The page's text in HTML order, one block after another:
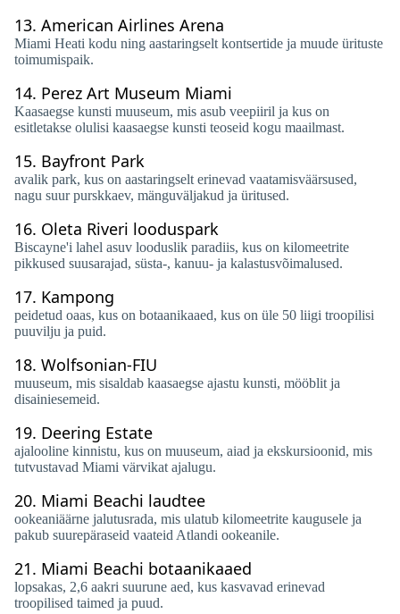
13. American Airlines Arena
Miami Heati kodu ning aastaringselt kontsertide ja muude ürituste
toimumispaik.
14. Perez Art Museum Miami
Kaasaegse kunsti muuseum, mis asub veepiiril ja kus on
esitletakse olulisi kaasaegse kunsti teoseid kogu maailmast.
15. Bayfront Park
avalik park, kus on aastaringselt erinevad vaatamisväärsused,
nagu suur purskkaev, mänguväljakud ja üritused.
16. Oleta Riveri looduspark
Biscayne'i lahel asuv looduslik paradiis, kus on kilomeetrite
pikkused suusarajad, süsta-, kanuu- ja kalastusvõimalused.
17. Kampong
peidetud oaas, kus on botaanikaaed, kus on üle 50 liigi troopilisi
puuvilju ja puid.
18. Wolfsonian-FIU
muuseum, mis sisaldab kaasaegse ajastu kunsti, mööblit ja
disainiesemeid.
19. Deering Estate
ajalooline kinnistu, kus on muuseum, aiad ja ekskursioonid, mis
tutvustavad Miami värvikat ajalugu.
20. Miami Beachi laudtee
ookeaniäärne jalutusrada, mis ulatub kilomeetrite kaugusele ja
pakub suurepäraseid vaateid Atlandi ookeanile.
21. Miami Beachi botaanikaaed
lopsakas, 2,6 aakri suurune aed, kus kasvavad erinevad
troopilised taimed ja puud.